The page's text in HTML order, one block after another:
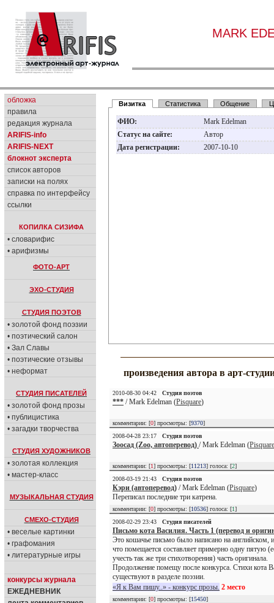
MARK
обложка
правила
редакция журнала
ARIFIS-info
ARIFIS-NEXT
блокнот эксперта
список авторов
записки на полях
справка по интерфейсу
ссылки
КОПИЛКА СИЗИФА
• словарифис
• арифизмы
ФОТО-АРТ
ЭХО-СТУДИЯ
СТУДИЯ ПОЭТОВ
• золотой фонд поэзии
• поэтический салон
• Зал Славы
• поэтические отзывы
• неформат
СТУДИЯ ПИСАТЕЛЕЙ
• золотой фонд прозы
• публицистика
• загадки творчества
СТУДИЯ ХУДОЖНИКОВ
• золотая коллекция
• мастер-класс
МУЗЫКАЛЬНАЯ СТУДИЯ
СМЕХО-СТУДИЯ
• веселые картинки
• графомания
• литературные игры
конкурсы журнала
ЕЖЕДНЕВНИК
Визитка Статистика Общение
ФИО:
Mark Edelman
Статус на сайте:
Автор
Дата регистрации:
2007-10-10
произведения автора в арт-
2010-08-30 04:42 Студия поэтов
*** / Mark Edelman (Pisquare)
комментарии: [0] просмотры: [9370]
2008-04-28 23:17
Студия поэтов
Зоосад (Zoo, автоперевод) / Mark Edelman (Pisquare
комментарии: [1] просмотры: [11213] голоса: [2]
2008-03-19 21:43
Студия поэтов
Кэри (автоперевод) / Mark Edelman (Pisquare)
Переписал последние три катрена.
комментарии: [0] просмотры: [10536] голоса: [1]
2008-02-29 23:43
Студия писателей
Письмо кота Василия. Часть 1 (перевод и
Это кошачье письмо было написано на английском,
что помещается составляет примерно одну пятую
учесть так же три стихотворения) часть оригинала.
Продолжение помещу после конкурса. Стихи кота
существуют в разделе поэзии.
«Я к Вам пишу..» - конкурс прозы. 2 место
комментарии: [0] просмотры: [15450]